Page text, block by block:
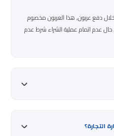
خلال دفع عربون, هذا العربون مخصوم
عدم اتمام عملية الشراء شرط عدم